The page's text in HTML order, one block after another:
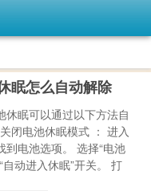
眠怎么自动解除
休眠可以通过以下方法自
闭电池休眠模式 ： 进入
到电池选项。 选择“电池
自动进入休眠”开关。 打